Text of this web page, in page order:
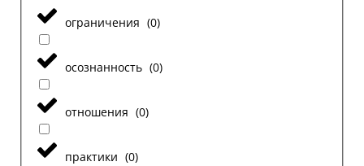
ограничения (0)
осознанность (0)
отношения (0)
практики (0)